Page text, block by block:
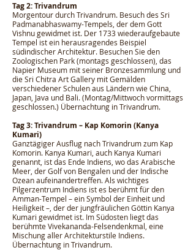
Tag 2: Trivandrum
Morgentour durch Trivandrum. Besuch des Sri
Padmanabhaswamy-Tempels, der dem Gott
Vishnu gewidmet ist. Der 1733 wiederaufgebaute
Tempel ist ein herausragendes Beispiel
südindischer Architektur. Besuchen Sie den
Zoologischen Park (montags geschlossen), das
Napier Museum mit seiner Bronzesammlung und
die Sri Chitra Art Gallery mit Gemälden
verschiedener Schulen aus Ländern wie China,
Japan, Java und Bali. (Montag/Mittwoch vormittags
geschlossen.) Übernachtung in Trivandrum.
Tag 3: Trivandrum – Kap Komorin (Kanya
Kumari)
Ganztägiger Ausflug nach Trivandrum zum Kap
Komorin. Kanya Kumari, auch Kanya Kumari
genannt, ist das Ende Indiens, wo das Arabische
Meer, der Golf von Bengalen und der Indische
Ozean aufeinandertreffen. Als wichtiges
Pilgerzentrum Indiens ist es berühmt für den
Amman-Tempel – ein Symbol der Einheit und
Heiligkeit –, der der jungfräulichen Göttin Kanya
Kumari gewidmet ist. Im Südosten liegt das
berühmte Vivekananda-Felsendenkmal, eine
Mischung aller Architekturstile Indiens.
Übernachtung in Trivandrum.